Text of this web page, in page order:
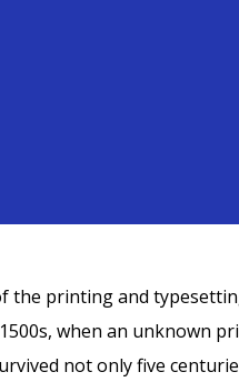
the printing and
when an unknown
not only five